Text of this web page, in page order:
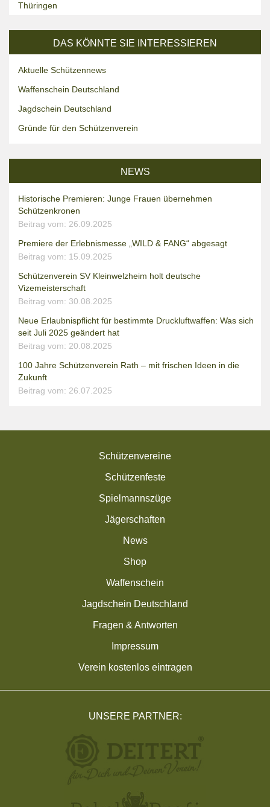
Thüringen
DAS KÖNNTE SIE INTERESSIEREN
Aktuelle Schützennews
Waffenschein Deutschland
Jagdschein Deutschland
Gründe für den Schützenverein
NEWS
Historische Premieren: Junge Frauen übernehmen
Schützenkronen
Beitrag vom: 26.09.2025
Premiere der Erlebnismesse „WILD & FANG“ abgesagt
Beitrag vom: 15.09.2025
Schützenverein SV Kleinwelzheim holt deutsche
Vizemeisterschaft
Beitrag vom: 30.08.2025
Neue Erlaubnispflicht für bestimmte Druckluftwaffen: Was sich
seit Juli 2025 geändert hat
Beitrag vom: 20.08.2025
100 Jahre Schützenverein Rath – mit frischen Ideen in die
Zukunft
Beitrag vom: 26.07.2025
Schützenvereine
Schützenfeste
Spielmannszüge
Jägerschaften
News
Shop
Waffenschein
Jagdschein Deutschland
Fragen & Antworten
Impressum
Verein kostenlos eintragen
UNSERE PARTNER: